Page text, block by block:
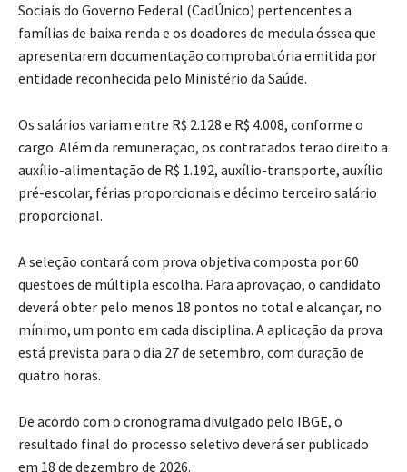
Sociais do Governo Federal (CadÚnico) pertencentes a
famílias de baixa renda e os doadores de medula óssea que
apresentarem documentação comprobatória emitida por
entidade reconhecida pelo Ministério da Saúde.
Os salários variam entre R$ 2.128 e R$ 4.008, conforme o
cargo. Além da remuneração, os contratados terão direito a
auxílio-alimentação de R$ 1.192, auxílio-transporte, auxílio
pré-escolar, férias proporcionais e décimo terceiro salário
proporcional.
A seleção contará com prova objetiva composta por 60
questões de múltipla escolha. Para aprovação, o candidato
deverá obter pelo menos 18 pontos no total e alcançar, no
mínimo, um ponto em cada disciplina. A aplicação da prova
está prevista para o dia 27 de setembro, com duração de
quatro horas.
De acordo com o cronograma divulgado pelo IBGE, o
resultado final do processo seletivo deverá ser publicado
em 18 de dezembro de 2026.